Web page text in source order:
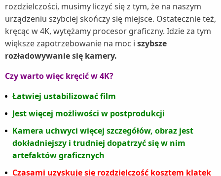
rozdzielczości, musimy liczyć się z tym, że na naszym
urządzeniu szybciej skończy się miejsce. Ostatecznie też,
kręcąc w 4K, wytężamy procesor graficzny. Idzie za tym
większe zapotrzebowanie na moc i szybsze
rozładowywanie się kamery.
Czy warto więc kręcić w 4K?
Łatwiej ustabilizować film
Jest więcej możliwości w postprodukcji
Kamera uchwyci więcej szczegółów, obraz jest
dokładniejszy i trudniej dopatrzyć się w nim
artefaktów graficznych
Czasami uzyskuje się rozdzielczość kosztem klatek